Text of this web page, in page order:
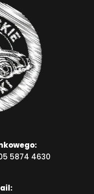
5874 4630